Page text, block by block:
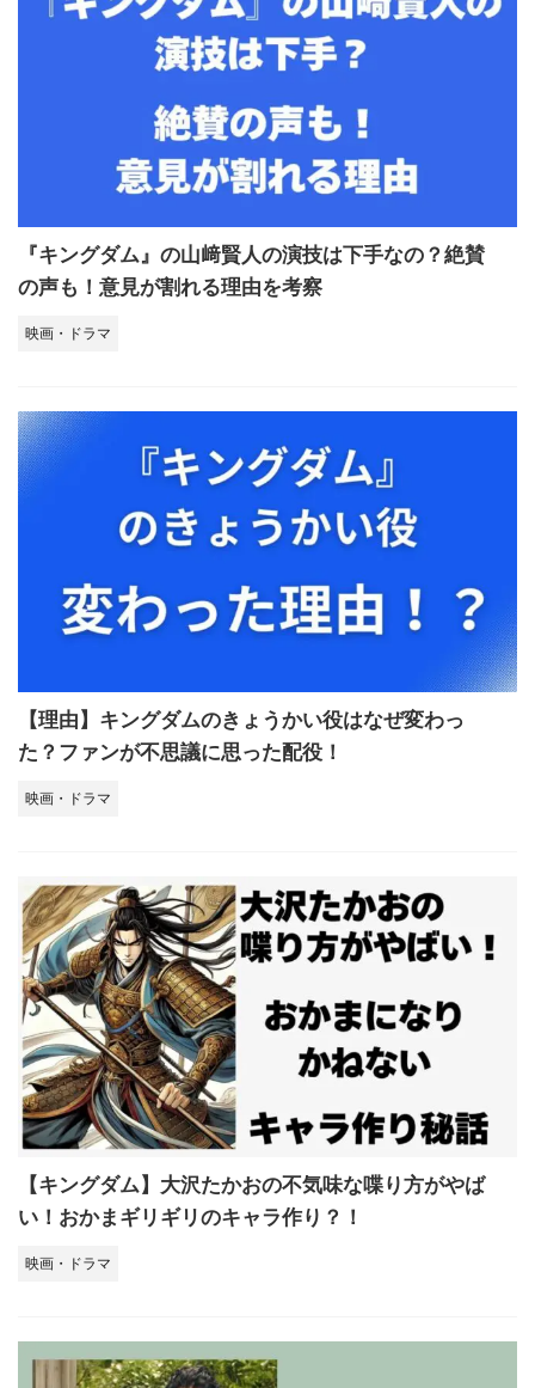
『キングダム』の山﨑賢人の演技は下手なの？絶賛
の声も！意見が割れる理由を考察
映画・ドラマ
【理由】キングダムのきょうかい役はなぜ変わっ
た？ファンが不思議に思った配役！
映画・ドラマ
【キングダム】大沢たかおの不気味な喋り方がやば
い！おかまギリギリのキャラ作り？！
映画・ドラマ